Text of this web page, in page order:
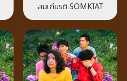
สมเกียรติ SOMKIAT